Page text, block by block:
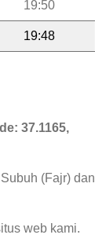
19:50
19:48
37.1165,
(Fajr) dan
web kami.